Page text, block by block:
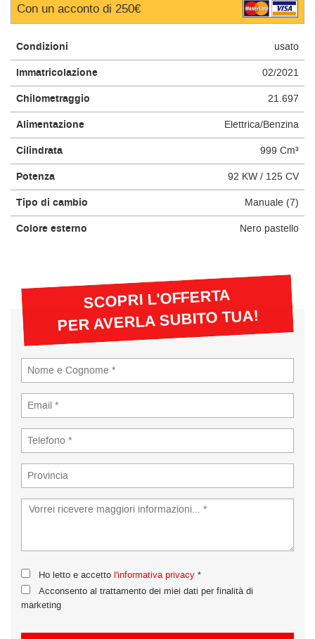
Con un acconto di 250€
Condizioni usato
Immatricolazione 02/2021
Chilometraggio 21.697
Alimentazione Elettrica/Benzina
Cilindrata 999 Cm³
Potenza 92 KW / 125 CV
Tipo di cambio Manuale (7)
Colore esterno Nero pastello
SCOPRI L'OFFERTA
PER AVERLA SUBITO TUA!
Ho letto e accetto l'informativa privacy *
Acconsento al trattamento dei miei dati per finalità di
marketing
questi
strumenti
di
si
rimanda
alla
cookie
policy.
Puoi
rivedere
e
modificare
le
tue
scelte
Cookie necessari
Cookie delle preferenze
Cookie per il miglioramento dell'esperienza utente
Cookie analitici
Leggi
la
cookie
policy